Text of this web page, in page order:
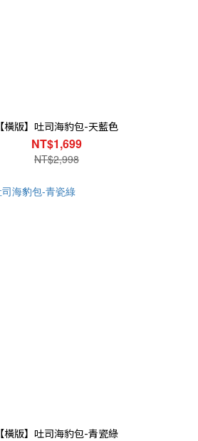
【橫版】吐司海豹包-天藍色
NT$1,699
NT$2,998
【橫版】吐司海豹包-青瓷綠